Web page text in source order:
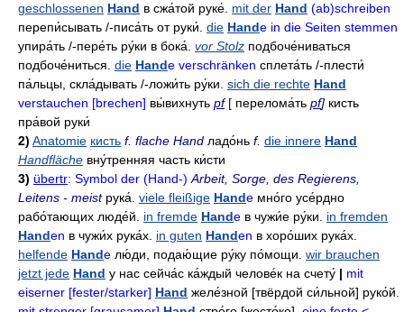
geschlossenen Hand в сжа́той руке́ mit der Hand (ab)schreiben
перепи́сывать /-писа́ть от руки́ die Hande in die Seiten stemmen
упира́ть /-пере́ть ру́ки в бока́ vor Stolz подбоче́ниваться
подбоче́ниться die Hande verschränken сплета́ть /-плести́
па́льцы скла́дывать /-ложи́ть ру́ки sich die rechte Hand
verstauchen [brechen] вы́вихнуть pf [ перелома́ть pf] кисть
пра́вой руки́
2) Anatomie кисть f. flache Hand ладо́нь f. die innere Hand
Handfläche вну́тренняя часть ки́сти
3) übertr: Symbol der (Hand-) Arbeit, Sorge, des Regierens,
Leitens - meist рука́ viele fleißige Hande мно́го усе́рдно
рабо́тающих люде́й
in fremde Hande в чужи́е ру́ки
in fremden
Handen в чужи́х рука́х in guten Handen в хоро́ших рука́х
helfende Hande лю́ди подаю́щие ру́ку по́мощи wir brauchen
jetzt jede Hand у нас сейча́с ка́ждый челове́к на счету́ | mit
eiserner [fester/starker] Hand желе́зной [твёрдой си́льной] руко́й.